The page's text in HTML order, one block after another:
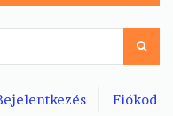
Fiókod